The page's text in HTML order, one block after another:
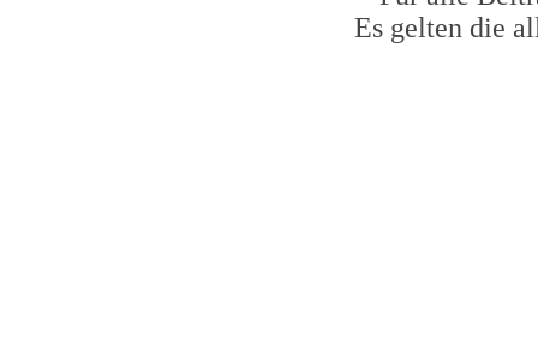
Es gelten die